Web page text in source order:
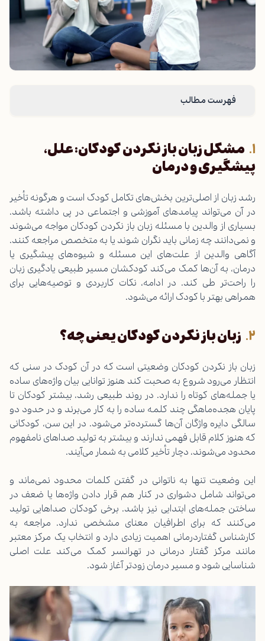
فهرست مطالب
مشکل زبان باز نکردن کودکان: علل،
پیشگیری و درمان
رشد زبان از اصلی‌ترین بخش‌های تکامل کودک است و هرگونه تأخیر
در آن می‌تواند پیامدهای آموزشی و اجتماعی در پی داشته باشد.
بسیاری از والدین با مسئله زبان باز نکردن کودکان مواجه می‌شوند
و نمی‌دانند چه زمانی باید نگران شوند یا به متخصص مراجعه کنند.
آگاهی والدین از علت‌های این مسئله و شیوه‌های پیشگیری یا
درمان، به آن‌ها کمک می‌کند کودکشان مسیر طبیعی یادگیری زبان
را راحت‌تر طی کند. در ادامه، نکات کاربردی و توصیه‌هایی برای
همراهی بهتر با کودک ارائه می‌شود.
زبان باز نکردن کودکان یعنی چه؟
زبان باز نکردن کودکان وضعیتی است که در آن کودک در سنی که
انتظار می‌رود شروع به صحبت کند هنوز توانایی بیان واژه‌های ساده
یا جمله‌های کوتاه را ندارد. در روند طبیعی رشد، بیشتر کودکان تا
پایان هجده‌ماهگی چند کلمه ساده را به کار می‌برند و در حدود دو
سالگی دایره واژگان آن‌ها گسترده‌تر می‌شود. در این سن، کودکانی
که هنوز کلام قابل فهمی ندارند و بیشتر به تولید صداهای نامفهوم
محدود می‌شوند، دچار تأخیر کلامی به شمار می‌آیند.
این وضعیت تنها به ناتوانی در گفتن کلمات محدود نمی‌ماند و
می‌تواند شامل دشواری در کنار هم قرار دادن واژه‌ها یا ضعف در
ساختن جمله‌های ابتدایی نیز باشد. برخی کودکان صداهایی تولید
می‌کنند که برای اطرافیان معنای مشخصی ندارد. مراجعه به
کارشناس گفتاردرمانی اهمیت زیادی دارد و انتخاب یک مرکز معتبر
مانند مرکز گفتار درمانی در تهرانسر کمک می‌کند علت اصلی
شناسایی شود و مسیر درمان زودتر آغاز شود.